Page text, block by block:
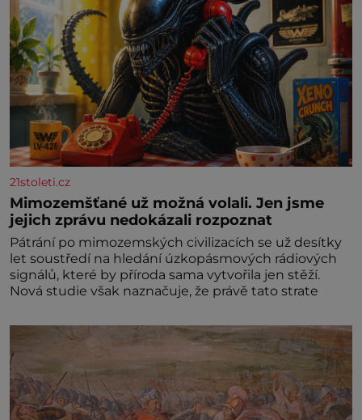
21stoleti.cz
Mimozemšťané už možná volali. Jen jsme
jejich zprávu nedokázali rozpoznat
Pátrání po mimozemských civilizacích se už desítky
let soustředí na hledání úzkopásmových rádiových
signálů, které by příroda sama vytvořila jen stěží.
Nová studie však naznačuje, že právě tato strate